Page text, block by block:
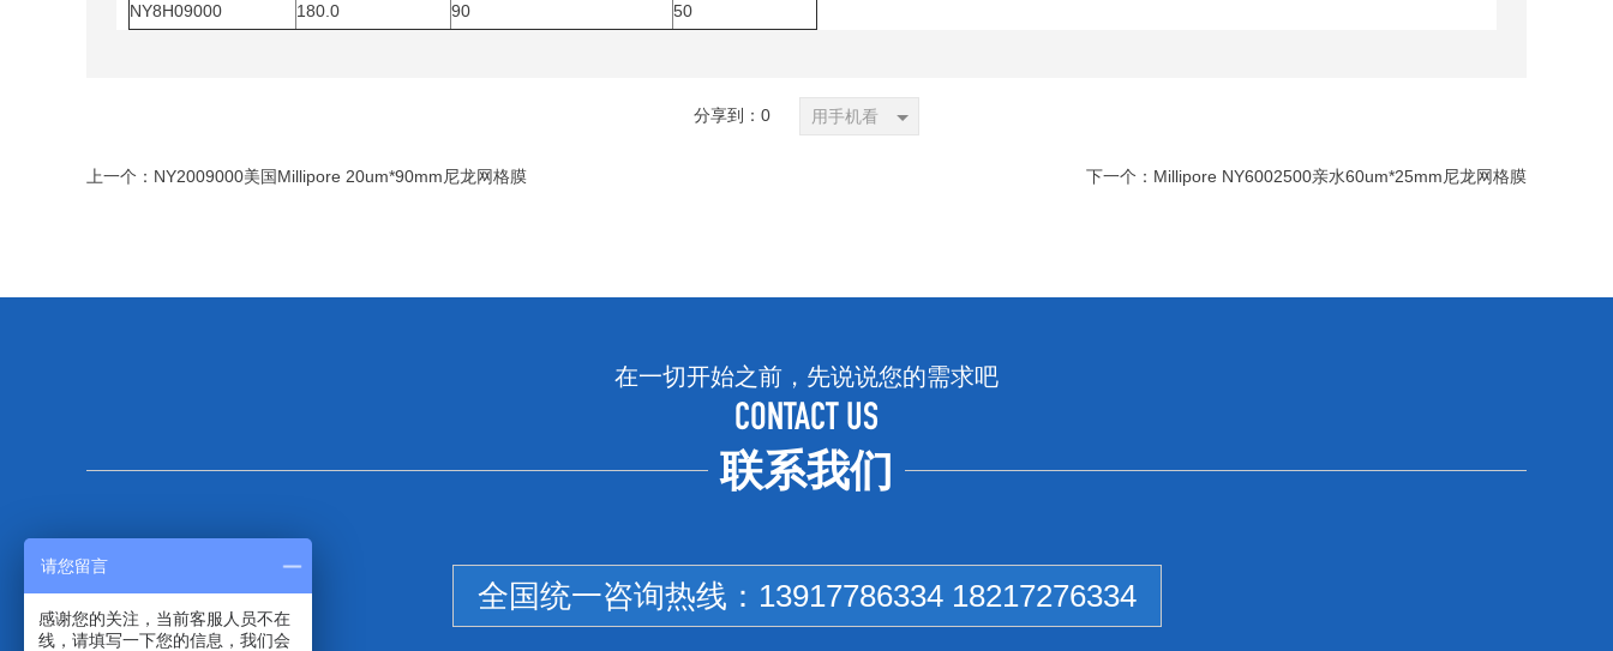
NY8H09000
180.0 90 50
分享到： 0 用手机看
上一个： NY2009000美国Millipore 20um*90mm尼龙网格膜 下一个： Millipore NY6002500亲水60um*25mm尼龙网格膜
在一切开始之前，先说说您的需求吧
CONTACT US
联系我们
全国统一咨询热线： 13917786334 18217276334
请您留言
感谢您的关注，当前客服人员不在
线，请填写一下您的信息，我们会